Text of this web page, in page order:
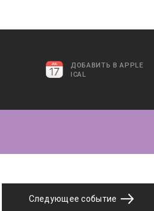
ДОБАВИТЬ В APPLE
ICAL
Следующее событие